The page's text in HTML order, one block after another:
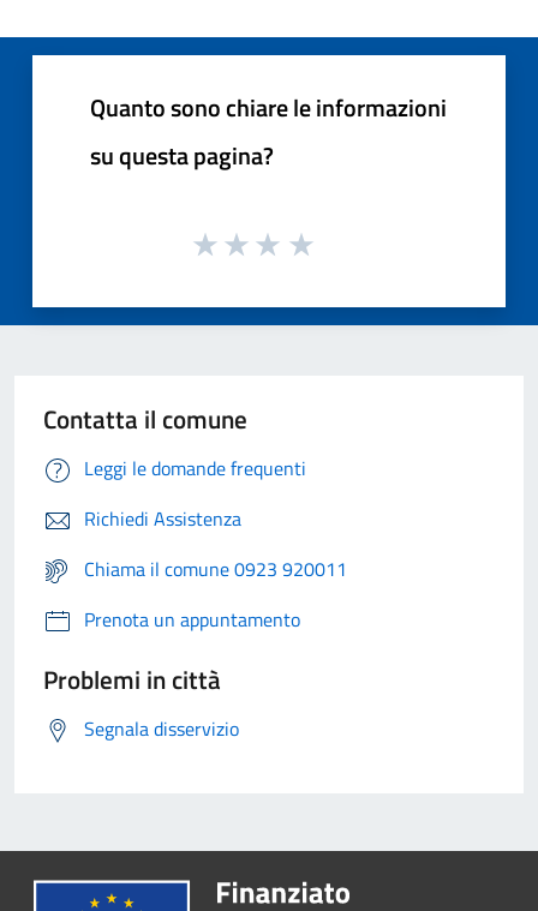
Quanto sono chiare le informazioni
su questa pagina?
Contatta il comune
Leggi le domande frequenti
Richiedi Assistenza
Chiama il comune 0923 920011
Prenota un appuntamento
Problemi in città
Segnala disservizio